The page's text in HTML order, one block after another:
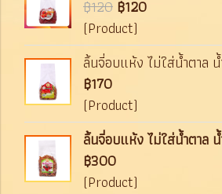
฿120 ฿120
(Product)
ลิ้นจี่อบแห้ง ไม่ใส่น้ำตาล
฿170
(Product)
ลิ้นจี่อบแห้ง ไม่ใส่น้ำตาล
฿300
(Product)